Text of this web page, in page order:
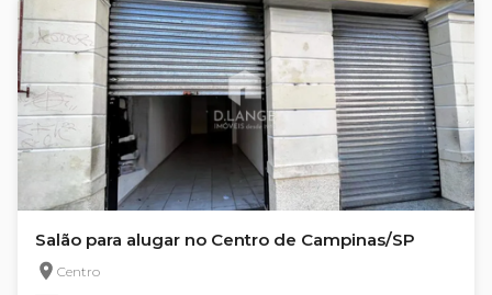
Salão para alugar no Centro de Campinas/SP
Centro